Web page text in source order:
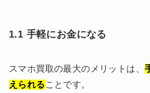
1.1 手軽にお金になる
スマホ買取の最大のメリットは、
えられる ことです。